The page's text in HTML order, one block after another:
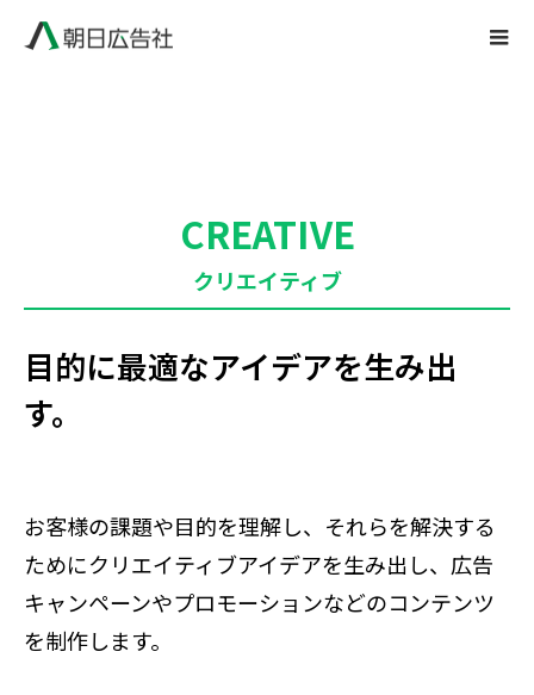
CREATIVE
クリエイティブ
目的に最適なアイデアを生み出
す。
お客様の課題や目的を理解し、それらを解決する
ためにクリエイティブアイデアを生み出し、広告
キャンペーンやプロモーションなどのコンテンツ
を制作します。